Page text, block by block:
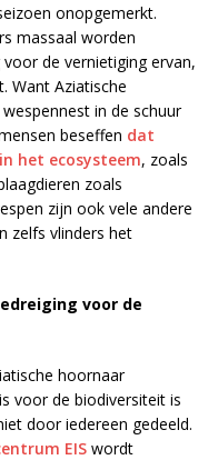
onopgemerkt.
massaal worden
de vernietiging ervan,
Want Aziatische
in de schuur
beseffen dat
het ecosysteem, zoals
zoals
zijn ook vele andere
zelfs vlinders het
voor de
hoornaar
voor de biodiversiteit is
door iedereen gedeeld.
EIS wordt